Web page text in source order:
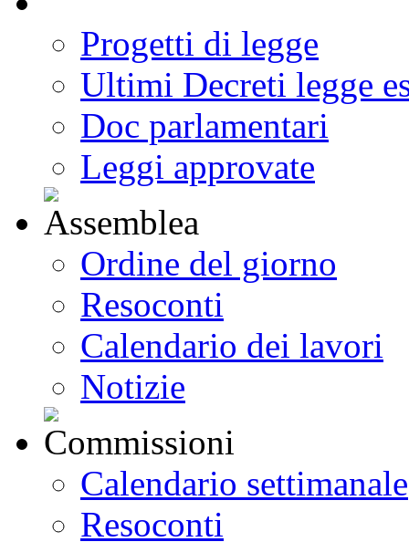
Progetti di legge
Ultimi Decreti legge
Doc parlamentari
Leggi approvate
Ordine del giorno
Resoconti
Calendario dei lavori
Notizie